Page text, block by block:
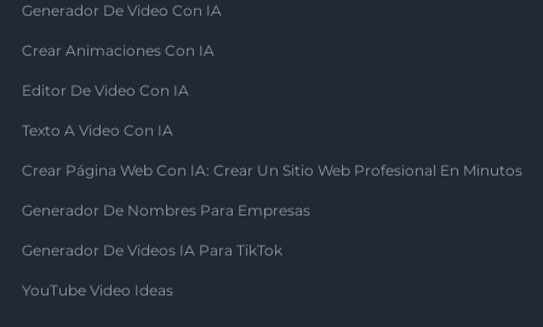
Generador De Video Con IA
Crear Animaciones Con IA
Editor De Video Con IA
Texto A Video Con IA
Crear Página Web Con IA: Crear Un Sitio Web Profesional En Minutos
Generador De Nombres Para Empresas
Generador De Videos IA Para TikTok
YouTube Video Ideas